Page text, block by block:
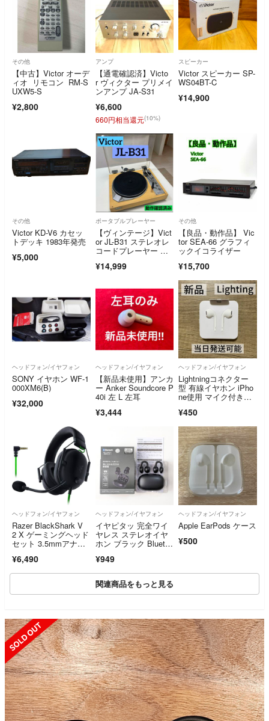
その他
【中古】Victor オーデ
ィオ リモコン RM-S
UXW5-S
¥2,800
アンプ
【通電確認済】Victo
r ヴィクター プリメイ
ンアンプ JA-S31
¥6,600
660円相当還元(10%)
スピーカー
Victor スピーカー SP-
WS04BT-C
¥14,900
その他
Victor KD-V6 カセッ
トデッキ 1983年発売
¥5,000
ポータブルプレーヤー
【ヴィンテージ】Vict
or JL-B31 ステレオレ
コードプレーヤー ビ
¥14,999
その他
【良品・動作品】 Vic
tor SEA-66 グラフィ
ックイコライザー
¥15,700
ヘッドフォン/イヤフォン
SONY イヤホン WF-1
000XM6(B)
¥32,000
ヘッドフォン/イヤフォン
【新品未使用】アンカ
ー Anker Soundcore P
40i 左 L 左耳
¥3,444
ヘッドフォン/イヤフォン
Lightningコネクター
型 有線イヤホン iPho
ne使用 マイク付き通
¥450
ヘッドフォン/イヤフォン
Razer BlackShark V
2 X ゲーミングヘッド
セット 3.5mmアナロ
¥6,490
ヘッドフォン/イヤフォン
イヤピタッ 完全ワイ
ヤレス ステレオイヤ
ホン ブラック Bluetoo
ー DAISO イヤーカフ
¥949
ヘッドフォン/イヤフォン
Apple EarPods ケース
¥500
関連商品をもっと見る
SOLD OUT